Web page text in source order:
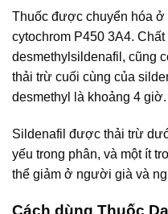
Thuốc được chuyển hóa
cytochrom P450 3A4.
desmethylsildenafil, cũng
thải trừ cuối cùng của
desmethyl là khoảng 4 giờ.
Sildenafil được thải trừ
yếu trong phân, và một ít
thể giảm ở người già và
Cách dùng Thuốc